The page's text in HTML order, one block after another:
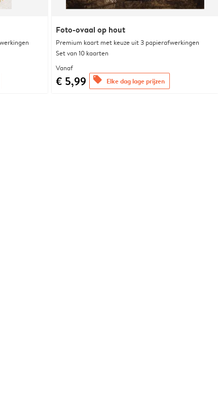
Foto-ovaal op hout
Premium kaart met keuze uit 3 papierafwerkingen
Set van 10 kaarten
Vanaf
€ 5,99 offers Elke dag lage prijzen